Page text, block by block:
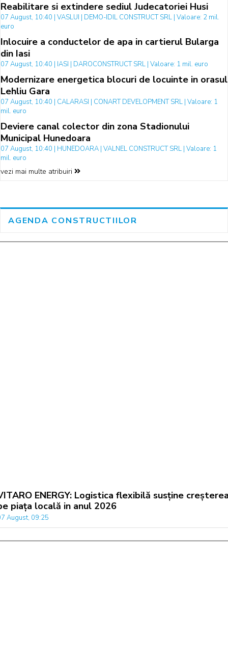
Reabilitare si extindere sediul Judecatoriei Husi
07 August, 10:40 | VASLUI | DEMO-IDIL CONSTRUCT SRL | Valoare: 2 mil.
euro
Inlocuire a conductelor de apa in cartierul Bularga
din Iasi
07 August, 10:40 | IASI | DAROCONSTRUCT SRL | Valoare: 1 mil. euro
Modernizare energetica blocuri de locuinte in orasul
Lehliu Gara
07 August, 10:40 | CALARASI | CONART DEVELOPMENT SRL | Valoare: 1
mil. euro
Deviere canal colector din zona Stadionului
Municipal Hunedoara
07 August, 10:40 | HUNEDOARA | VALNEL CONSTRUCT SRL | Valoare: 1
mil. euro
vezi mai multe atribuiri
AGENDA CONSTRUCTIILOR
ENERGY: Logistica flexibilă susține
piața locală in anul 2026
August, 09:25